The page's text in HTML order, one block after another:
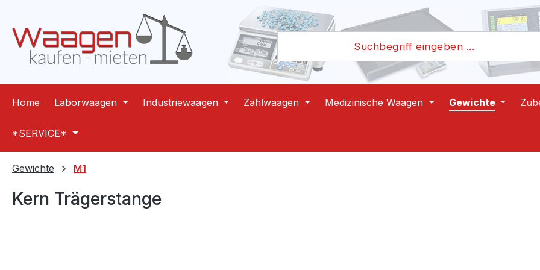
Zur Hauptnavigation springen
Home Laborwaagen Industriewaagen Zählwaagen Medizinische Waagen Gewichte
*SERVICE*
Gewichte M1
Kern Trägerstange